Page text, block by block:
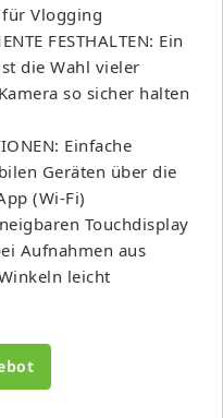
Vlogging
FESTHALTEN: Ein
die Wahl vieler
so sicher halten
Einfache
Geräten über die
(Wi-Fi)
Touchdisplay
Aufnahmen aus
leicht